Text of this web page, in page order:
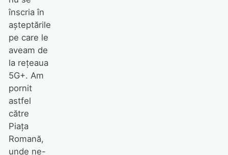
înscria în
așteptările
pe care le
aveam de
la rețeaua
5G+. Am
pornit
astfel
către
Piața
Romană,
unde ne-